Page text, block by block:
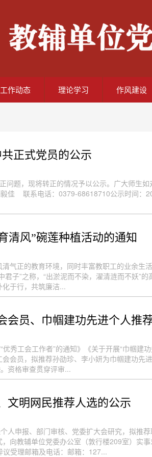
工作动态 理论学习 作风建设
正式党员的公示
问题，现将转正的情况予以公示。广大师生
佳 联系电话：0379-68618710公示时间：
清风”碗莲种植活动的通知
气正的教育环境，同时丰富教职工的业余生
子”之称，“出淤泥而不染，濯清涟而不妖”
于行，共筑廉洁...
会员、巾帼建功先进个人推
秀工会工作者”的通知》《关于开展“巾帼
会员，拟推荐孙劭珍、李小妍为巾帼建功先
资格审查贯穿评审...
文明网民推荐人选的公示
人申报、部门审核、党委扩大会研究，拟推
向教辅单位党委办公室（敦行楼209室）实
受理邮箱及电话：邮箱：127...